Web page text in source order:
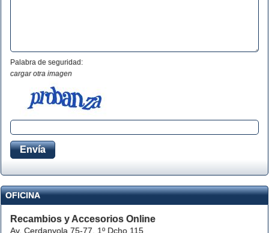
Palabra de seguridad:
cargar otra imagen
OFICINA
Recambios y Accesorios Online
Av. Cerdanyola 75-77, 1º Dcho 115